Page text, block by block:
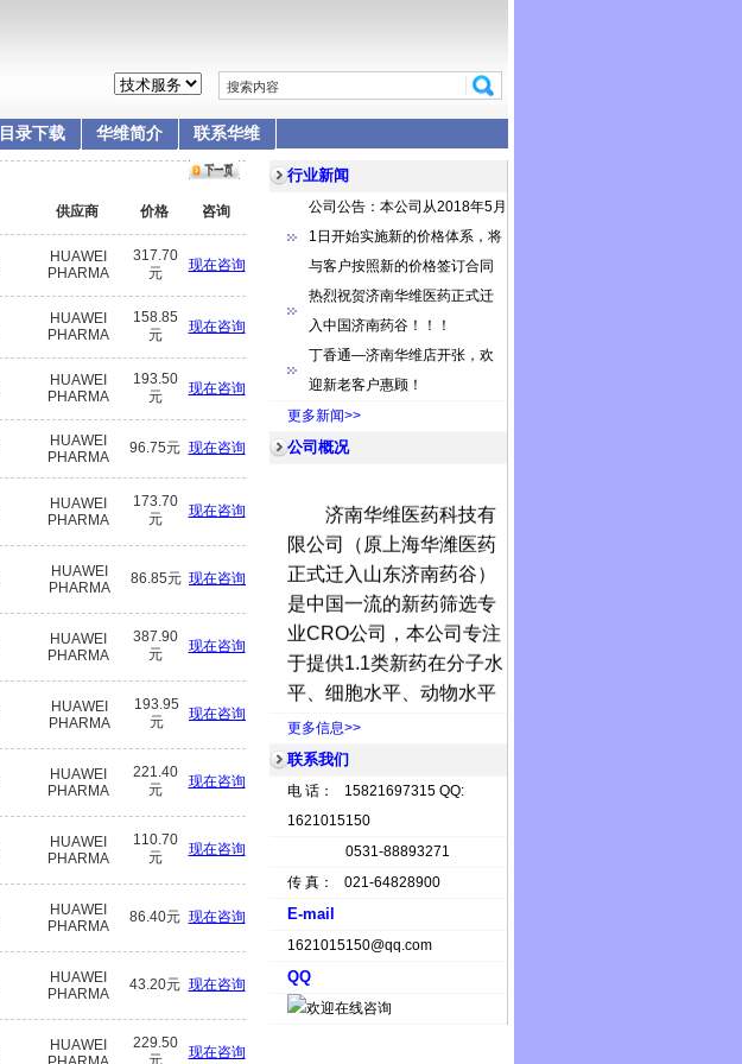
目录下载 华维简介 联系华维
行业新闻
公司公告：本公司从2018年5月
1日开始实施新的价格体系，将
与客户按照新的价格签订合同
热烈祝贺济南华维医药正式迁
入中国济南药谷！！！
丁香通—济南华维店开张，欢
迎新老客户惠顾！
更多新闻>>
公司概况
济南华维医药科技有
限公司（原上海华潍医药
正式迁入山东济南药谷）
是中国一流的新药筛选专
业CRO公司，本公司专注
于提供1.1 类新药在分子水
平、细胞水平、动物水平
括，聚合
核糖聚合
氨酸激酶，组蛋白去乙酰
化酶，组蛋白去甲基化
酶，组蛋白甲基转移酶，
DNA
蛋白，基质金属蛋白酶，
更多信息>>
联系我们
电 话： 15821697315 QQ:
1621015150
0531-88893271
传 真： 021-64828900
E-mail
1621015150@qq.com
QQ
供应商 价格 咨询
HUAWEI
PHARMA
317.70
元
现在咨询
HUAWEI
PHARMA
158.85
元
现在咨询
HUAWEI
PHARMA
193.50
元
现在咨询
HUAWEI
PHARMA
96.75元 现在咨询
HUAWEI
PHARMA
173.70
元
现在咨询
HUAWEI
PHARMA
86.85元 现在咨询
HUAWEI
PHARMA
387.90
元
现在咨询
HUAWEI
PHARMA
193.95
元
现在咨询
HUAWEI
PHARMA
221.40
元
现在咨询
HUAWEI
PHARMA
110.70
元
现在咨询
HUAWEI
PHARMA
86.40元 现在咨询
HUAWEI
PHARMA
43.20元 现在咨询
HUAWEI
229.50
元
现在咨询